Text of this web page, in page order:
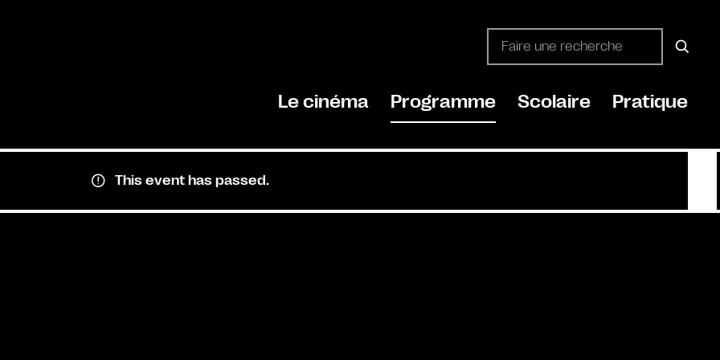
Le cinéma Programme Scolaire Pratique
This event has passed.